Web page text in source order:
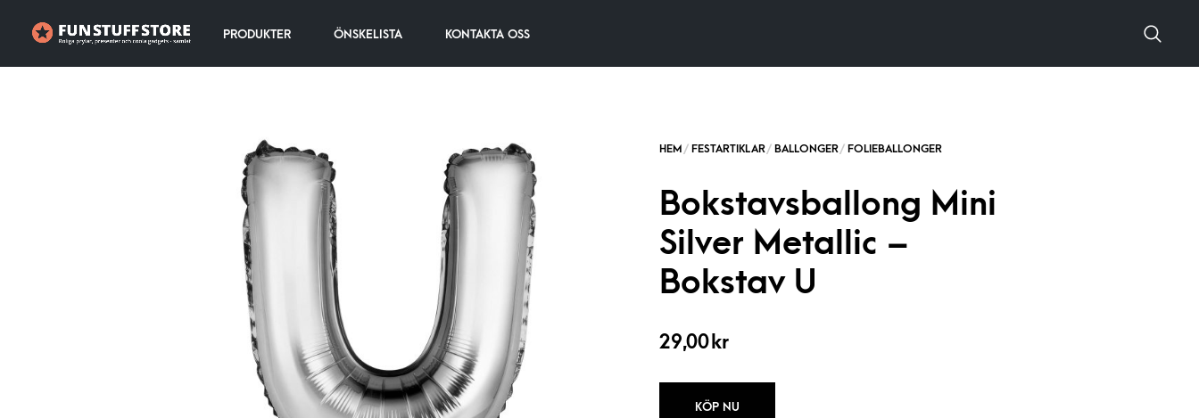
PRODUKTER ÖNSKELISTA KONTAKTA OSS
Bokstavsballong Mini
Silver Metallic –
Bokstav U
29,00 kr
KÖP NU